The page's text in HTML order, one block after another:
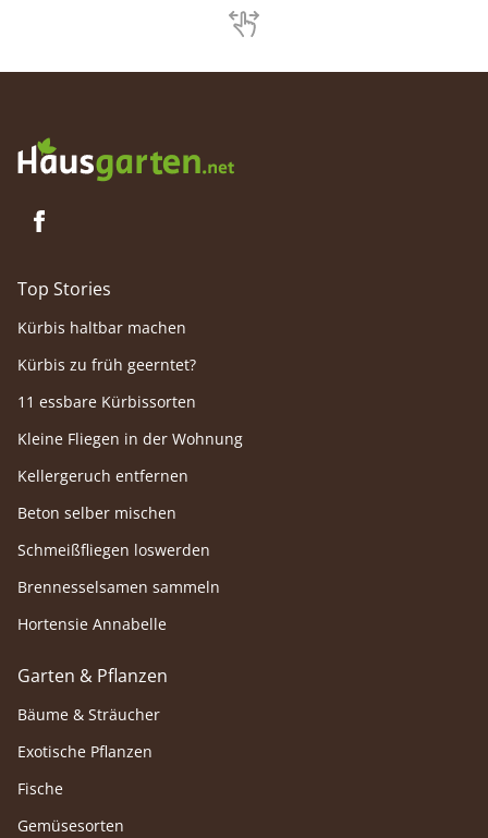
anderen Palmenarten, die definitiv über
giftige Eigenschaften verfügen.
Top Stories
Kürbis haltbar machen
Kürbis zu früh geerntet?
11 essbare Kürbissorten
Kleine Fliegen in der Wohnung
Kellergeruch entfernen
Beton selber mischen
Schmeißfliegen loswerden
Brennesselsamen sammeln
Hortensie Annabelle
Garten & Pflanzen
Bäume & Sträucher
Exotische Pflanzen
Fische
Gemüsesorten